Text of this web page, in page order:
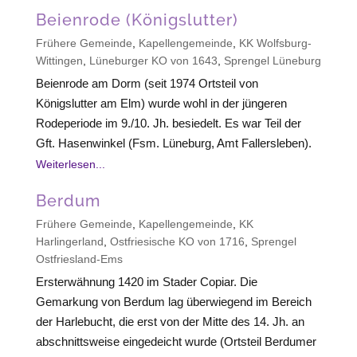
Beienrode (Königslutter)
Frühere Gemeinde Kapellengemeinde
KK Wolfsburg-
Wittingen
Lüneburger KO von 1643 Sprengel Lüneburg
Beienrode am Dorm (seit 1974 Ortsteil von
Königslutter am Elm) wurde wohl in der jüngeren
Rodeperiode im 9./10. Jh. besiedelt. Es war Teil der
Gft. Hasenwinkel (Fsm. Lüneburg, Amt Fallersleben).
Weiterlesen...
Berdum
Frühere Gemeinde Kapellengemeinde
KK
Harlingerland Ostfriesische KO von 1716
Sprengel
Ostfriesland-Ems
Ersterwähnung 1420 im Stader Copiar. Die
Gemarkung von Berdum lag überwiegend im Bereich
der Harlebucht, die erst von der Mitte des 14. Jh. an
abschnittsweise eingedeicht wurde (Ortsteil Berdumer